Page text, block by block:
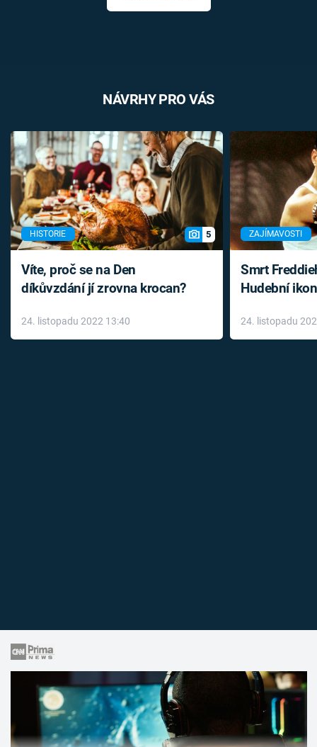
NÁVRHY PRO VÁS
HISTORIE 5
Víte, proč se na Den
díkůvzdání jí zrovna krocan?
24. listopadu 2022 13:40
ZAJÍMAVOSTI
Smrt
Hudební
léky
24. listopadu